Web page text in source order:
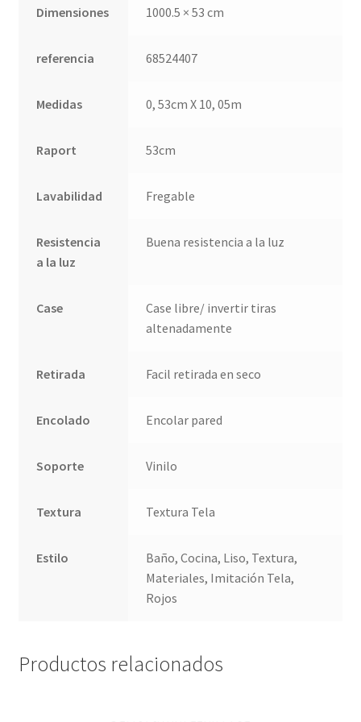
Dimensiones 1000.5 × 53 cm
referencia 68524407
Medidas 0, 53cm X 10, 05m
Raport 53cm
Lavabilidad Fregable
Resistencia
a la luz
Buena resistencia a la luz
Case
Case libre/ invertir tiras
altenadamente
Retirada Facil retirada en seco
Encolado Encolar pared
Soporte Vinilo
Textura Textura Tela
Estilo
Baño, Cocina, Liso, Textura,
Materiales, Imitación Tela,
Rojos
Productos relacionados